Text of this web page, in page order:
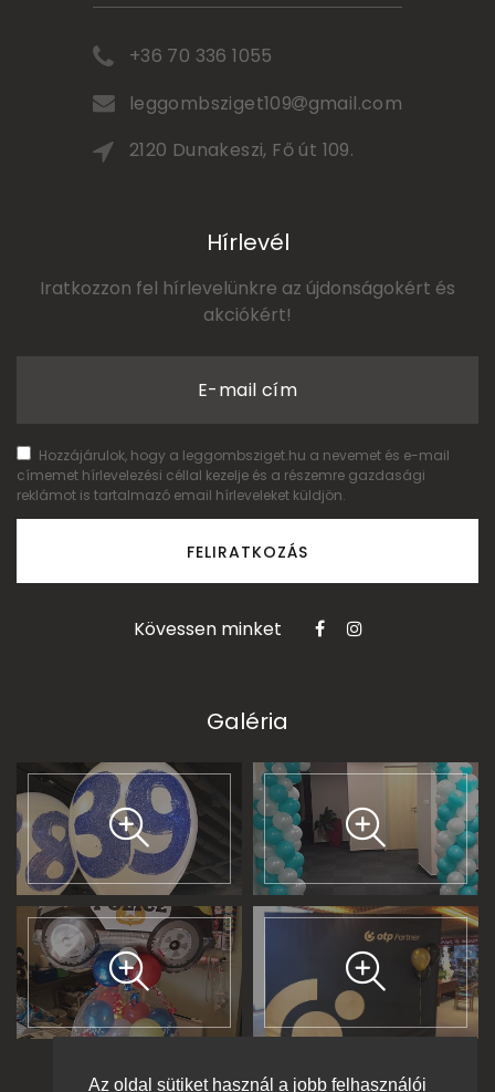
Az oldal sütiket használ a jobb felhasználói
+36 70 336 1055
leggombsziget109
gmail.com
2120 Dunakeszi, Fő út 109.
Hírlevél
Iratkozzon fel hírlevelünkre az újdonságokért és
akciókért!
E-mail cím
Hozzájárulok, hogy a leggombsziget.hu a nevemet és e-mail
címemet hírlevelezési céllal kezelje és a részemre gazdasági
reklámot is tartalmazó email hírleveleket küldjön.
FELIRATKOZÁS
Kövessen minket
Galéria